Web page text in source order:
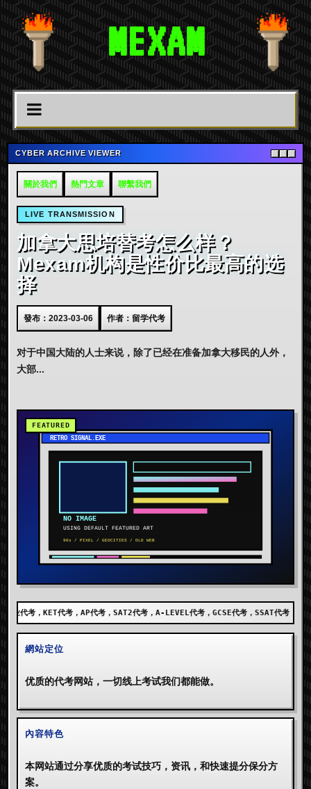
MEXAM
CYBER ARCHIVE VIEWER
關於我們 熱門文章 聯繫我們
LIVE TRANSMISSION
加拿大思培替考怎么样？
Mexam机构是性价比最高的选
择
發布：2023-03-06 作者：留学代考
对于中国大陆的人士来说，除了已经在准备加拿大移民的人外，
大部...
AP代考，SAT2代考，A-LEVEL代考，GCSE代考，SSAT代考，出国留学代考，
網站定位
优质的代考网站，一切线上考试我们都能做。
內容特色
本网站通过分享优质的考试技巧，资讯，和快速提分保分方
案。